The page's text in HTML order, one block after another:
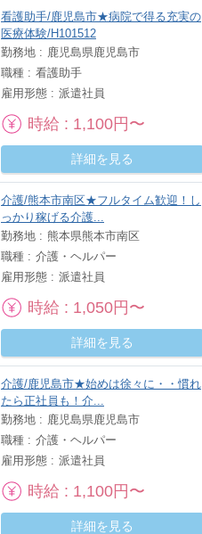
看護助手/鹿児島市★病院で得る充実の
医療体験/H101512
勤務地
鹿児島県鹿児島市
職種
看護助手
雇用形態
派遣社員
時給 1,100円〜
詳細を見る
介護/熊本市南区★フルタイム歓迎！し
っかり稼げる介護...
勤務地
熊本県熊本市南区
職種
介護・ヘルパー
雇用形態
派遣社員
時給 1,050円〜
詳細を見る
介護/鹿児島市★始めは徐々に・・慣れ
たら正社員も！介...
勤務地
鹿児島県鹿児島市
職種
介護・ヘルパー
雇用形態
派遣社員
時給 1,100円〜
詳細を見る